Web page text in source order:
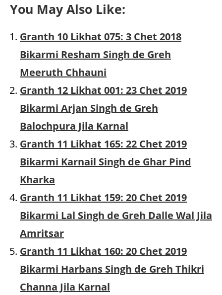
You May Also Like:
Granth 10 Likhat 075: 3 Chet 2018
Bikarmi Resham Singh de Greh
Meeruth Chhauni
Granth 12 Likhat 001: 23 Chet 2019
Bikarmi Arjan Singh de Greh
Balochpura Jila Karnal
Granth 11 Likhat 165: 22 Chet 2019
Bikarmi Karnail Singh de Ghar Pind
Kharka
Granth 11 Likhat 159: 20 Chet 2019
Bikarmi Lal Singh de Greh Dalle Wal Jila
Amritsar
Granth 11 Likhat 160: 20 Chet 2019
Bikarmi Harbans Singh de Greh Thikri
Channa Jila Karnal